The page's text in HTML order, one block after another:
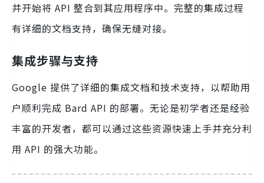
并开始将 API 整合到其应用程序中。完整的集成过程
有详细的文档支持，确保无缝对接。
集成步骤与支持
Google 提供了详细的集成文档和技术支持，以帮助用
户顺利完成 Bard API 的部署。无论是初学者还是经验
丰富的开发者，都可以通过这些资源快速上手并充分利
用 API 的强大功能。